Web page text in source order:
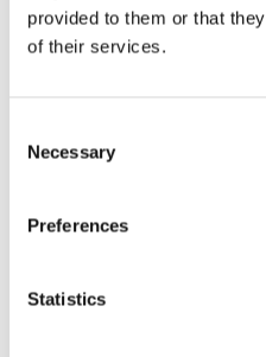
provided to them or that
of their services.
Selection
Necessary
Preferences
Statistics
Storaffären: